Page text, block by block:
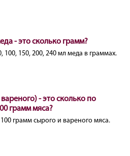
- это сколько грамм?
100, 150, 200, 240 мл меда в граммах.
- это сколько по
грамм мяса?
грамм сырого и вареного мяса.